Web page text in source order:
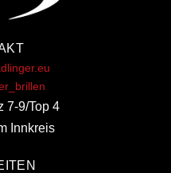
7-9/Top 4
Innkreis